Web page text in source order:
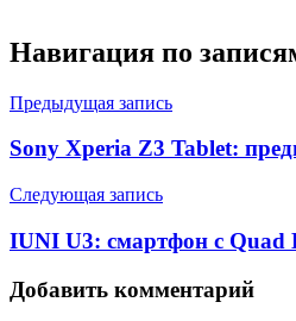
Навигация по
Предыдущая запись
Sony Xperia Z3 Tablet:
Следующая запись
IUNI U3: смартфон с Quad
Добавить комментарий